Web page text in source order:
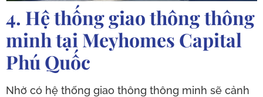
4. Hệ thống giao thông thông
minh tại Meyhomes Capital
Phú Quốc
Nhờ có hệ thống giao thông thông minh sẽ cảnh